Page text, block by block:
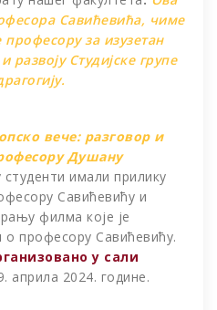
Савићевића, чиме
за изузетан
Студијске групе
вече: разговор и
Душану
имали прилику
Савићевићу и
филма које је
о професору Савићевићу.
у сали
априла 2024. године.